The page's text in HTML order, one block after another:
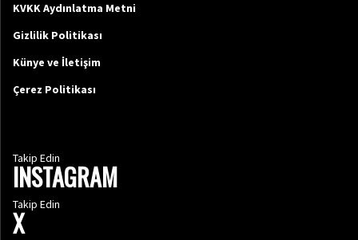
KVKK Aydınlatma Metni
Gizlilik Politikası
Künye ve İletişim
Çerez Politikası
Takip Edin
INSTAGRAM
Takip Edin
X